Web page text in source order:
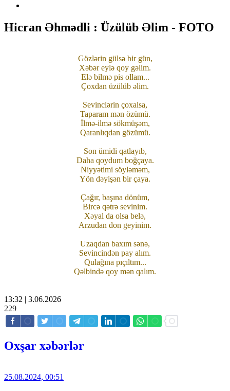
Hicran Əhmədli : Üzülüb Əlim - FOTO
Gözlərin gülsə bir gün,
Xəbər eylə qoy gəlim.
Elə bilmə pis ollam...
Çoxdan üzülüb əlim.
Sevinclərin çoxalsa,
Taparam mən özümü.
İlmə-ilmə sökmüşəm,
Qaranlıqdan gözümü.
Son ümidi qatlayıb,
Daha qoydum boğçaya.
Niyyətimi söyləməm,
Yön dəyişən bir çaya.
Çağır, başına dönüm,
Bircə qətrə sevinim.
Xəyal da olsa belə,
Arzudan don geyinim.
Uzaqdan baxım sənə,
Sevincindən pay alım.
Qulağına pıçıltım...
Qəlbində qoy mən qalım.
13:32 | 3.06.2026
229
Oxşar xəbərlər
25.08.2024, 00:51